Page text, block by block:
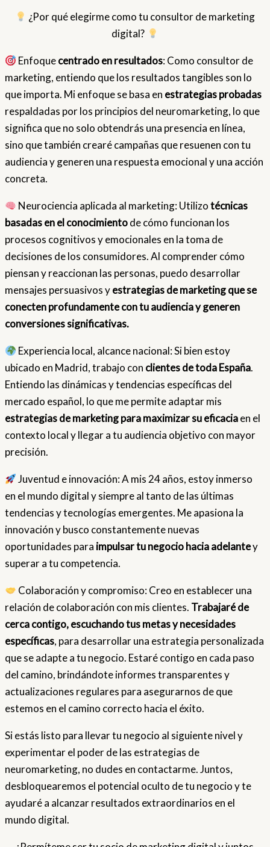
¿Por qué elegirme como tu consultor de marketing
digital?
Enfoquecentrado en resultados: Como consultor de
marketing, entiendo que los resultados tangibles son lo
que importa. Mi enfoque se basa en estrategias probadas
respaldadas por los principios del neuromarketing, lo que
significa que no solo obtendrás una presencia en línea,
sino que también crearé campañas que resuenen con tu
audiencia y generen una respuesta emocional y una acción
concreta.
Neurociencia aplicada al marketing: Utilizotécnicas
basadas en el conocimientode cómo funcionan los
procesos cognitivos y emocionales en la toma de
decisiones de los consumidores. Al comprender cómo
piensan y reaccionan las personas, puedo desarrollar
mensajes persuasivos yestrategias de marketing que se
conecten profundamente con tu audiencia y generen
conversiones significativas.
Experiencia local, alcance nacional: Si bien estoy
ubicado en Madrid, trabajo con clientes de toda España.
Entiendo las dinámicas y tendencias específicas del
mercado español, lo que me permite adaptar mis
estrategias de marketing para maximizar su eficaciaen el
contexto local y llegar a tu audiencia objetivo con mayor
precisión.
Juventud e innovación: A mis 24 años, estoy inmerso
en el mundo digital y siempre al tanto de las últimas
tendencias y tecnologías emergentes. Me apasiona la
innovación y busco constantemente nuevas
oportunidades para impulsar tu negocio hacia adelantey
superar a tu competencia.
Colaboración y compromiso: Creo en establecer una
relación de colaboración con mis clientes. Trabajaré de
cerca contigo, escuchando tus metas y necesidades
específicas, para desarrollar una estrategia personalizada
que se adapte a tu negocio. Estaré contigo en cada paso
del camino, brindándote informes transparentes y
actualizaciones regulares para asegurarnos de que
estemos en el camino correcto hacia el éxito.
Si estás listo para llevar tu negocio al siguiente nivel y
experimentar el poder de las estrategias de
neuromarketing, no dudes en contactarme. Juntos,
desbloquearemos el potencial oculto de tu negocio y te
ayudaré a alcanzar resultados extraordinarios en el
mundo digital.